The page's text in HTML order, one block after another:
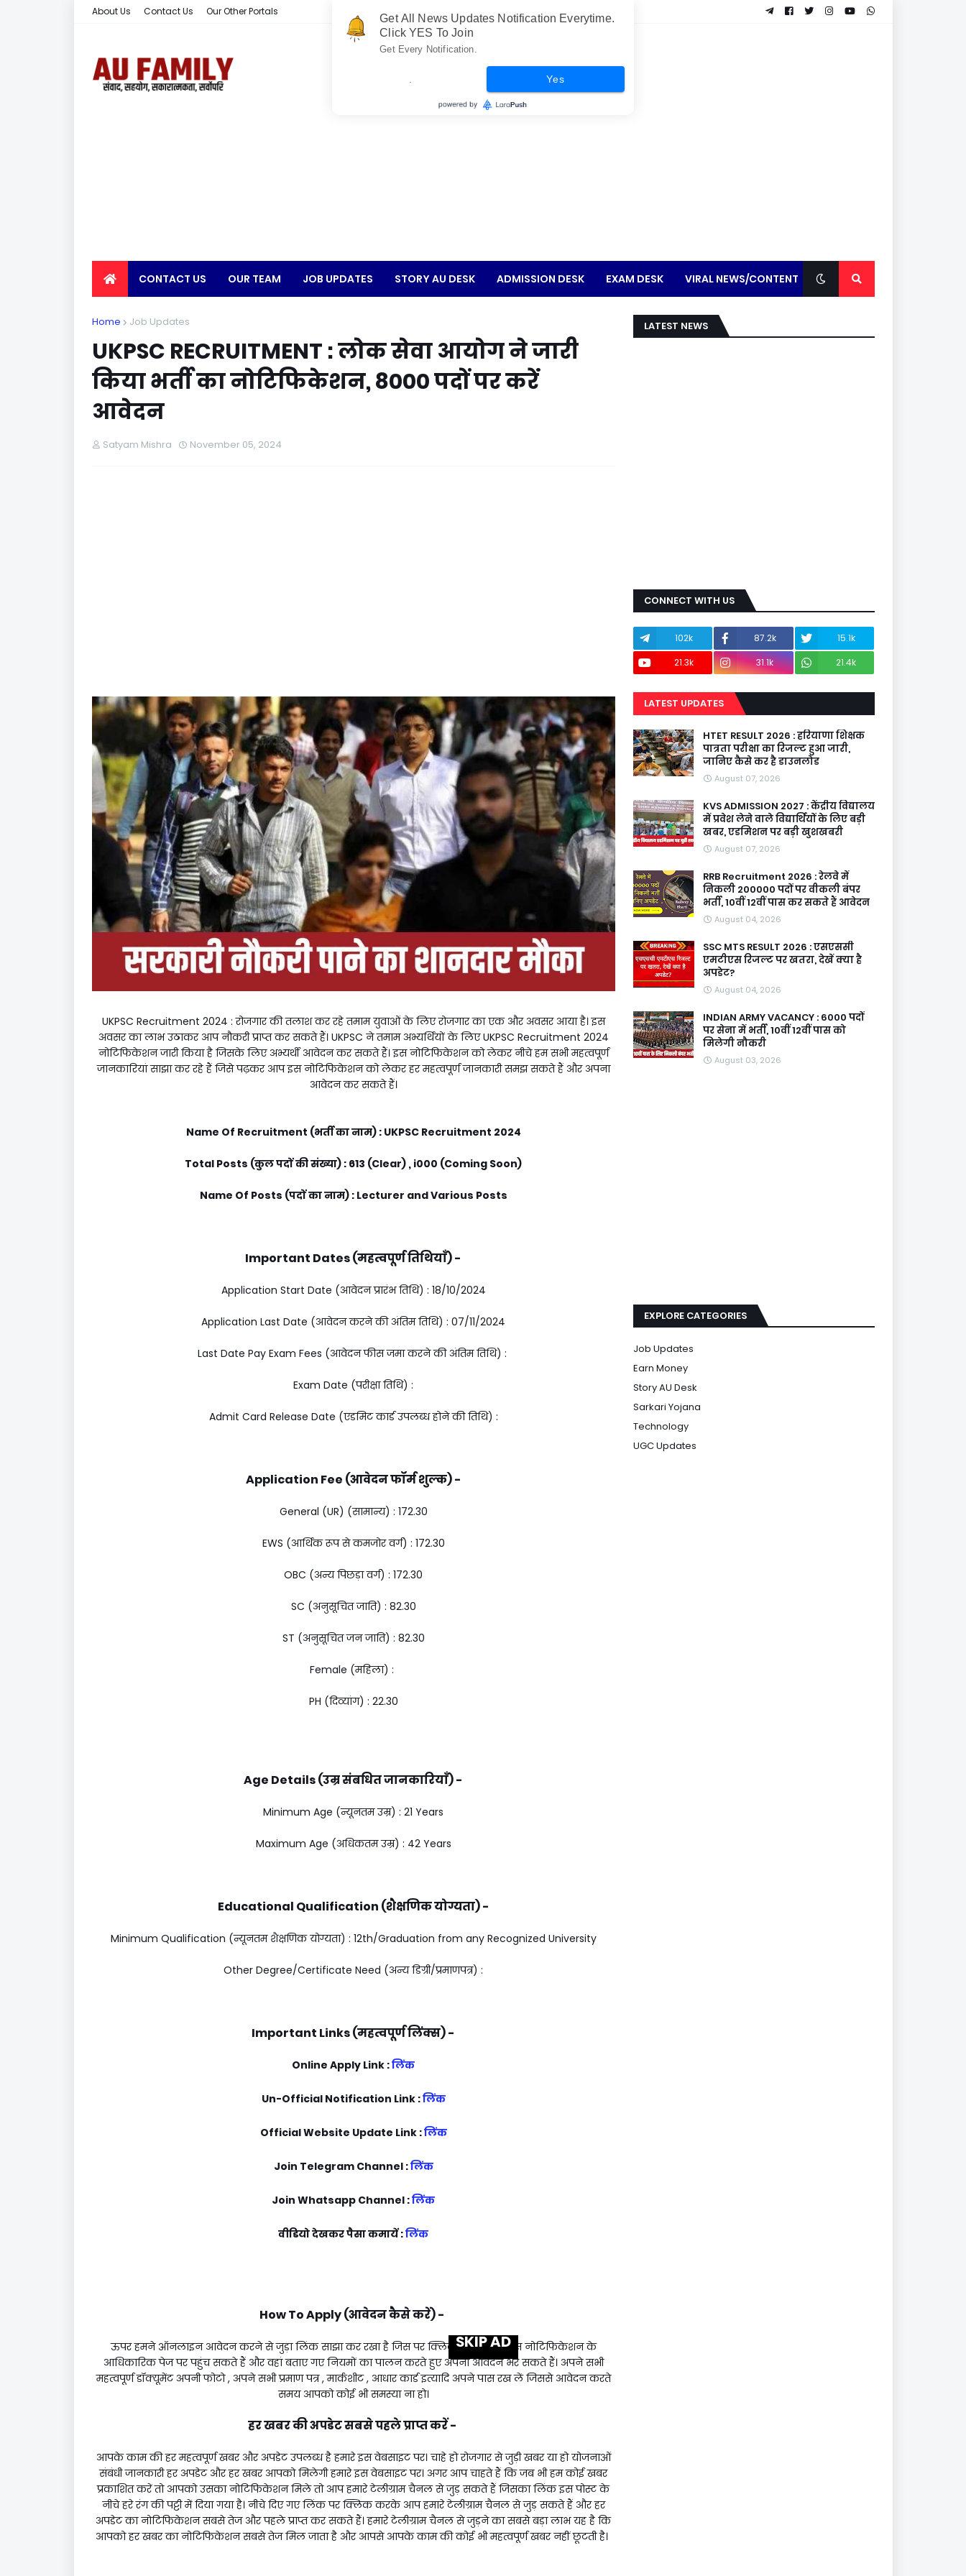
About Us Contact Us Our Other Portals
CONTACT US OUR TEAM JOB UPDATES STORY AU DESK ADMISSION DESK EXAM DESK VIRAL NEWS/CONTENT
EARN MONEY
Home Job Updates
UKPSC RECRUITMENT : लोक सेवा आयोग ने जारी
किया भर्ती का नोटिफिकेशन, 8000 पदों पर करें
आवेदन
Satyam Mishra November 05, 2024
UKPSC Recruitment 2024 : रोजगार की तलाश कर रहे तमाम युवाओं के लिए रोजगार का एक और अवसर आया है। इस
अवसर का लाभ उठाकर आप नौकरी प्राप्त कर सकते हैं। UKPSC ने तमाम अभ्यर्थियों के लिए UKPSC Recruitment 2024
नोटिफिकेशन जारी किया है जिसके लिए अभ्यर्थी आवेदन कर सकते हैं। इस नोटिफिकेशन को लेकर नीचे हम सभी महत्वपूर्ण
जानकारियां साझा कर रहे हैं जिसे पढ़कर आप इस नोटिफिकेशन को लेकर हर महत्वपूर्ण जानकारी समझ सकते हैं और अपना
आवेदन कर सकते हैं।
Name Of Recruitment (भर्ती का नाम) : UKPSC Recruitment 2024
Total Posts (कुल पदों की संख्या) : 613 (Clear) , i000 (Coming Soon)
Name Of Posts (पदों का नाम) : Lecturer and Various Posts
Important Dates (महत्वपूर्ण तिथियाँ) -
Application Start Date (आवेदन प्रारंभ तिथि) : 18/10/2024
Application Last Date (आवेदन करने की अंतिम तिथि) : 07/11/2024
Last Date Pay Exam Fees (आवेदन फीस जमा करने की अंतिम तिथि) :
Exam Date (परीक्षा तिथि) :
Admit Card Release Date (एडमिट कार्ड उपलब्ध होने की तिथि) :
Application Fee (आवेदन फॉर्म शुल्क) -
General (UR) (सामान्य) : ₹172.30
EWS (आर्थिक रूप से कमजोर वर्ग) : ₹172.30
OBC (अन्य पिछड़ा वर्ग) : ₹172.30
SC (अनुसूचित जाति) : ₹82.30
ST (अनुसूचित जन जाति) : ₹82.30
Female (महिला) :
PH (दिव्यांग) : ₹22.30
Age Details (उम्र संबधित जानकारियाँ) -
Minimum Age (न्यूनतम उम्र) : 21 Years
Maximum Age (अधिकतम उम्र) : 42 Years
Educational Qualification (शैक्षणिक योग्यता) -
Minimum Qualification (न्यूनतम शैक्षणिक योग्यता) : 12th/Graduation from any Recognized University
Other Degree/Certificate Need (अन्य डिग्री/प्रमाणपत्र) :
Important Links (महत्वपूर्ण लिंक्स) -
Online Apply Link :लिंक
Un-Official Notification Link :लिंक
Official Website Update Link :लिंक
Join Telegram Channel :लिंक
Join Whatsapp Channel :लिंक
वीडियो देखकर पैसा कमायें :लिंक
How To Apply (आवेदन कैसे करें) -
ऊपर हमने ऑनलाइन आवेदन करने से जुड़ा लिंक साझा कर रखा है जिस पर क्लिक करके आप इस नोटिफिकेशन के
आधिकारिक पेज पर पहुंच सकते हैं और वहां बताए गए नियमों का पालन करते हुए अपना आवेदन भर सकते हैं। अपने सभी
महत्वपूर्ण डॉक्यूमेंट अपनी फोटो , अपने सभी प्रमाण पत्र , मार्कशीट , आधार कार्ड इत्यादि अपने पास रख लें जिससे आवेदन करते
समय आपको कोई भी समस्या ना हो।
हर खबर की अपडेट सबसे पहले प्राप्त करें -
आपके काम की हर महत्वपूर्ण खबर और अपडेट उपलब्ध है हमारे इस वेबसाइट पर। चाहे हो रोजगार से जुड़ी खबर या हो योजनाओं
संबंधी जानकारी हर अपडेट और हर खबर आपको मिलेगी हमारे इस वेबसाइट पर। अगर आप चाहते हैं कि जब भी हम कोई खबर
प्रकाशित करें तो आपको उसका नोटिफिकेशन मिले तो आप हमारे टेलीग्राम चैनल से जुड़ सकते हैं जिसका लिंक इस पोस्ट के
नीचे हरे रंग की पट्टी में दिया गया है। नीचे दिए गए लिंक पर क्लिक करके आप हमारे टेलीग्राम चैनल से जुड़ सकते हैं और हर
अपडेट का नोटिफिकेशन सबसे तेज और पहले प्राप्त कर सकते हैं। हमारे टेलीग्राम चैनल से जुड़ने का सबसे बड़ा लाभ यह है कि
आपको हर खबर का नोटिफिकेशन सबसे तेज मिल जाता है और आपसे आपके काम की कोई भी महत्वपूर्ण खबर नहीं छूटती है।
LATEST NEWS
CONNECT WITH US
102k 87.2k
15.1k
21.3k
31.1k 21.4k
LATEST UPDATES
HTET RESULT 2026 : हरियाणा शिक्षक
पात्रता परीक्षा का रिजल्ट हुआ जारी,
जानिए कैसे कर है डाउनलोड
August 07, 2026
KVS ADMISSION 2027 : केंद्रीय विद्यालय
में प्रवेश लेने वाले विद्यार्थियों के लिए बड़ी
खबर, एडमिशन पर बड़ी खुशखबरी
August 07, 2026
RRB Recruitment 2026 : रेलवे में
निकली 200000 पदों पर वीकली बंपर
भर्ती, 10वीं 12वीं पास कर सकते हैं आवेदन
August 04, 2026
SSC MTS RESULT 2026 : एसएससी
एमटीएस रिजल्ट पर खतरा, देखें क्या है
अपडेट?
August 04, 2026
INDIAN ARMY VACANCY : 6000 पदों
पर सेना में भर्ती, 10वीं 12वीं पास को
मिलेगी नौकरी
August 03, 2026
EXPLORE CATEGORIES
Job Updates
Earn Money
Story AU Desk
Sarkari Yojana
Technology
UGC Updates
SKIP AD
Get All News Updates Notification Everytime.
Click YES To Join
Get Every Notification.
Yes